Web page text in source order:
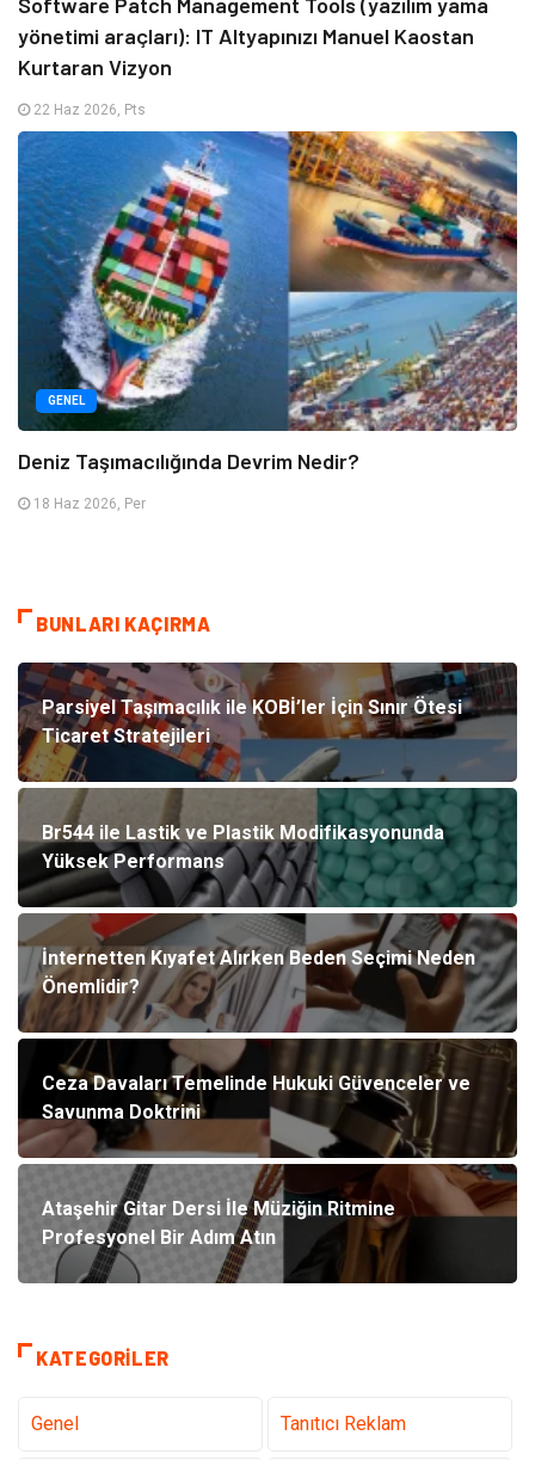
yönetimi araçları): IT Altyapınızı Manuel Kaostan
Kurtaran Vizyon
22 Haz 2026, Pts
GENEL
Deniz Taşımacılığında Devrim Nedir?
18 Haz 2026, Per
BUNLARI KAÇIRMA
Parsiyel Taşımacılık ile KOBİ’ler İçin Sınır Ötesi
Ticaret Stratejileri
Br544 ile Lastik ve Plastik Modifikasyonunda
Yüksek Performans
İnternetten Kıyafet Alırken Beden Seçimi Neden
Önemlidir?
Ceza Davaları Temelinde Hukuki Güvenceler ve
Savunma Doktrini
Ataşehir Gitar Dersi İle Müziğin Ritmine
Profesyonel Bir Adım Atın
KATEGORILER
Genel Tanıtıcı Reklam